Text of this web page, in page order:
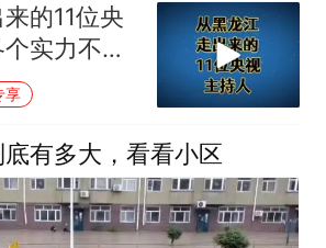
的11位央
实力不
？
享
有多大，看看小区